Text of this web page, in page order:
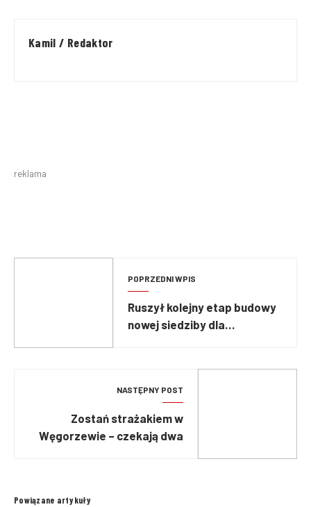
Kamil / Redaktor
reklama
POPRZEDNI WPIS
Ruszył kolejny etap budowy
nowej siedziby dla
NASTĘPNY POST
Zostań strażakiem w
Węgorzewie – czekają dwa
Powiązane artykuły